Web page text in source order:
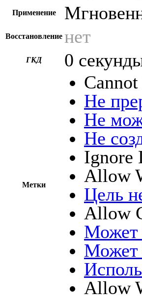
Применение
Восстановление нет
ГКД 0
Метки
Не
Не
Не
Ignore
Allow
Цель
Allow
Может
Может
Allow